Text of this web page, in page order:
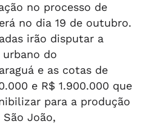
no processo de
no dia 19 de outubro.
irão disputar a
urbano do
e as cotas de
e R$ 1.900.000 que
para a produção
São João,